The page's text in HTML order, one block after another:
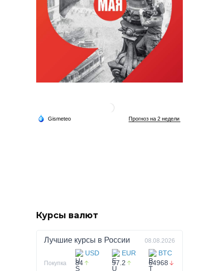
Курсы валют
Лучшие курсы в России 08.08.2026
USD EUR BTC
Покупка 84 97.2 64968